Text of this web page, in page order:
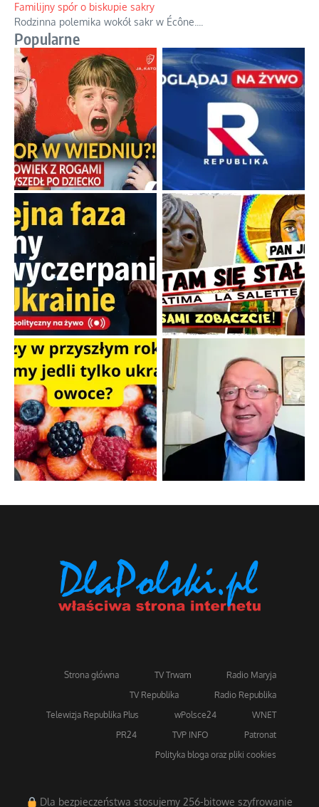
Familijny spór o biskupie sakry
Rodzinna polemika wokół sakr w Écône.
Popularne
Strona główna TV Trwam
Radio Maryja
TV Republika
Radio Republika
Telewizja Republika Plus
wPolsce24
WNET
PR24
TVP INFO
Patronat
Polityka bloga oraz pliki cookies
Dla bezpieczeństwa stosujemy 256-bitowe szyfrowanie